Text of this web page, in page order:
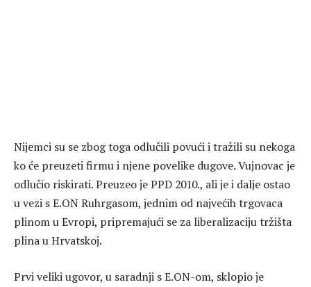
Nijemci su se zbog toga odlučili povući i tražili su nekoga
ko će preuzeti firmu i njene povelike dugove. Vujnovac je
odlučio riskirati. Preuzeo je PPD 2010., ali je i dalje ostao
u vezi s E.ON Ruhrgasom, jednim od najvećih trgovaca
plinom u Evropi, pripremajući se za liberalizaciju tržišta
plina u Hrvatskoj.
Prvi veliki ugovor, u saradnji s E.ON-om, sklopio je